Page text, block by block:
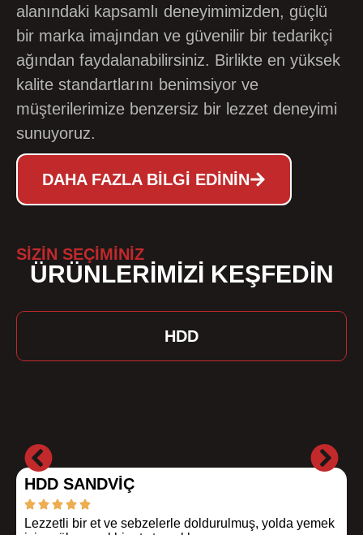
alanındaki kapsamlı deneyimimizden, güçlü
bir marka imajından ve güvenilir bir tedarikçi
ağından faydalanabilirsiniz. Birlikte en yüksek
kalite standartlarını benimsiyor ve
müşterilerimize benzersiz bir lezzet deneyimi
sunuyoruz.
DAHA FAZLA BILGI EDININ
SİZİN SEÇİMİNİZ
ÜRÜNLERİMİZİ KEŞFEDİN
HDD
HDD SANDVIÇ
Lezzetli bir et ve sebzelerle doldurulmuş, yolda yemek